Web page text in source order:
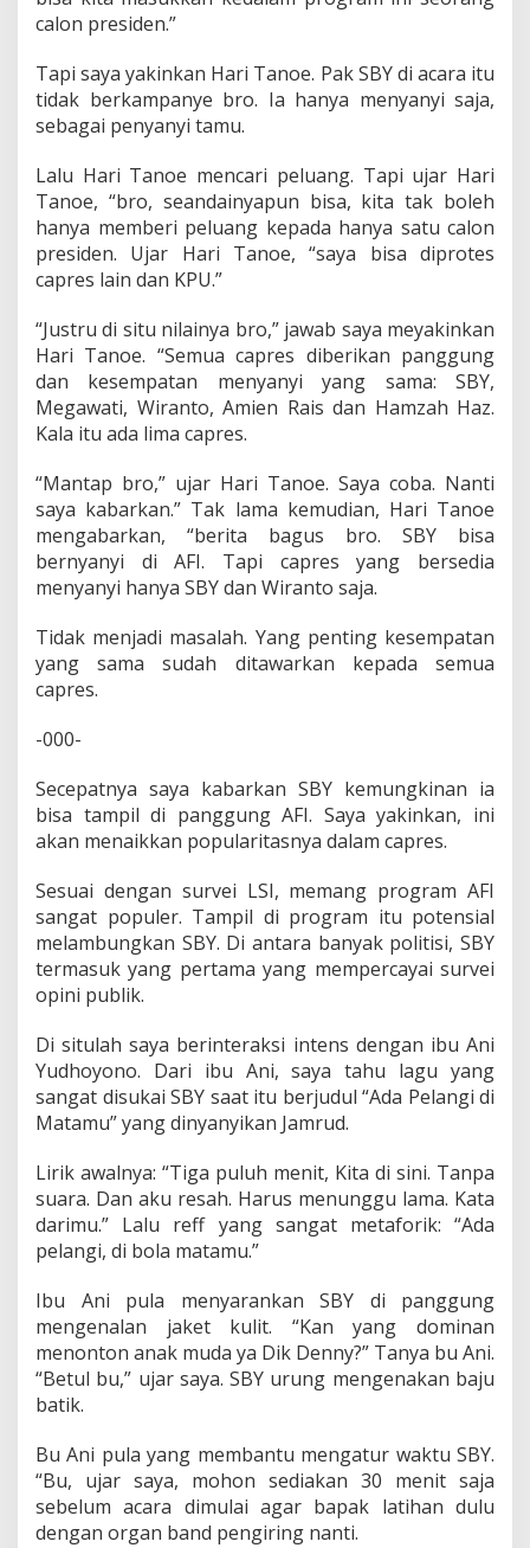
calon presiden.”
Tapi saya yakinkan Hari Tanoe. Pak SBY di acara itu
tidak berkampanye bro. Ia hanya menyanyi saja,
sebagai penyanyi tamu.
Lalu Hari Tanoe mencari peluang. Tapi ujar Hari
Tanoe, “bro, seandainyapun bisa, kita tak boleh
hanya memberi peluang kepada hanya satu calon
presiden. Ujar Hari Tanoe, “saya bisa diprotes
capres lain dan KPU.”
“Justru di situ nilainya bro,” jawab saya meyakinkan
Hari Tanoe. “Semua capres diberikan panggung
dan kesempatan menyanyi yang sama: SBY,
Megawati, Wiranto, Amien Rais dan Hamzah Haz.
Kala itu ada lima capres.
“Mantap bro,” ujar Hari Tanoe. Saya coba. Nanti
saya kabarkan.” Tak lama kemudian, Hari Tanoe
mengabarkan, “berita bagus bro. SBY bisa
bernyanyi di AFI. Tapi capres yang bersedia
menyanyi hanya SBY dan Wiranto saja.
Tidak menjadi masalah. Yang penting kesempatan
yang sama sudah ditawarkan kepada semua
capres.
-000-
Secepatnya saya kabarkan SBY kemungkinan ia
bisa tampil di panggung AFI. Saya yakinkan, ini
akan menaikkan popularitasnya dalam capres.
Sesuai dengan survei LSI, memang program AFI
sangat populer. Tampil di program itu potensial
melambungkan SBY. Di antara banyak politisi, SBY
termasuk yang pertama yang mempercayai survei
opini publik.
Di situlah saya berinteraksi intens dengan ibu Ani
Yudhoyono. Dari ibu Ani, saya tahu lagu yang
sangat disukai SBY saat itu berjudul “Ada Pelangi di
Matamu” yang dinyanyikan Jamrud.
Lirik awalnya: “Tiga puluh menit, Kita di sini. Tanpa
suara. Dan aku resah. Harus menunggu lama. Kata
darimu.” Lalu reff yang sangat metaforik: “Ada
pelangi, di bola matamu.”
Ibu Ani pula menyarankan SBY di panggung
mengenalan jaket kulit. “Kan yang dominan
menonton anak muda ya Dik Denny?” Tanya bu Ani.
“Betul bu,” ujar saya. SBY urung mengenakan baju
batik.
Bu Ani pula yang membantu mengatur waktu SBY.
“Bu, ujar saya, mohon sediakan 30 menit saja
sebelum acara dimulai agar bapak latihan dulu
dengan organ band pengiring nanti.